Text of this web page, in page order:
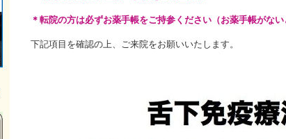
＊転院の方は必ずお薬手帳をご持参ください（お薬手帳がな
下記項目を確認の上、ご来院をお願いいたします。